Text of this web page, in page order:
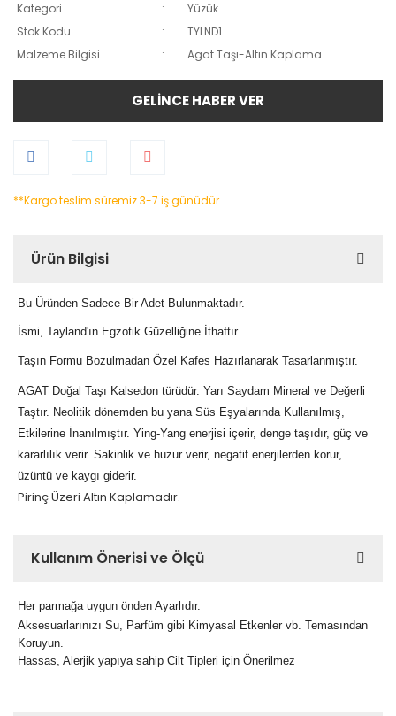
Kategori
Yüzük
Stok Kodu
TYLND1
Malzeme Bilgisi
Agat Taşı-Altın Kaplama
GELİNCE HABER VER
**Kargo teslim süremiz 3-7 iş günüdür.
Ürün Bilgisi
Bu Üründen Sadece Bir Adet Bulunmaktadır.
İsmi, Tayland'ın Egzotik Güzelliğine İthaftır.
Taşın Formu Bozulmadan Özel Kafes Hazırlanarak Tasarlanmıştır.
AGAT Doğal Taşı Kalsedon türüdür. Yarı Saydam Mineral ve Değerli
Taştır. Neolitik dönemden bu yana Süs Eşyalarında Kullanılmış,
Etkilerine İnanılmıştır. Ying-Yang enerjisi içerir, denge taşıdır, güç ve
kararlılık verir. Sakinlik ve huzur verir, negatif enerjilerden korur,
üzüntü ve kaygı giderir.
Pirinç Üzeri Altın Kaplamadır.
Kullanım Önerisi ve Ölçü
Her parmağa uygun önden Ayarlıdır.
Aksesuarlarınızı Su, Parfüm gibi Kimyasal Etkenler vb. Temasından
Koruyun.
Hassas, Alerjik yapıya sahip Cilt Tipleri için Önerilmez